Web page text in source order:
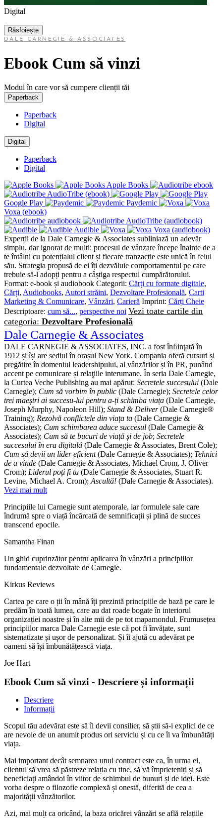
Digital
Răsfoiește
DALE CARNEGIE & ASSOCIATES
Ebook Cum să vinzi
Modul în care vor să cumpere clienții tăi
Paperback
Paperback
Digital
Digital
Paperback
Digital
Apple Books
AudioTribe (ebook)
Google Play
Paydemic
Voxa (ebook)
AudioTribe (audiobook)
Audible
Voxa (audiobook)
Experții de la Dale Carnegie & Associates subliniază un adevăr
simplu, dar ignorat de mulți: procesul de vânzare începe înainte de a
te întâlni cu potențialul client și fiecare tranzacție este unică în felul
său. Strategia propusă de ei îți dezvăluie comportamentul pe care
trebuie să-l adopți pentru a câștiga respectul cumpărătorului.
Format: e-book și audiobook Categorii: Cărți cu formate digitale,
Cărți, Audiobooks, Autori străini, Dezvoltare Profesională, Carti
Marketing & Comunicare, Vânzări, Carieră Imprint: Cărți Cheie
Descriptoare: cum să..., perspective noi Vezi toate cartile din
categoria: Dezvoltare Profesională
Dale Carnegie & Associates
DALE CARNEGIE & ASSOCIATES, INC. a fost înﬁinţată în
1912 și își are sediul în orașul New York. Compania oferă cursuri și
pregătire în domeniul leadershipului, al vânzărilor și în PR, punând
accent pe comunicare și relaţiile interumane. În seria Dale Carnegie,
la Curtea Veche Publishing au mai apărut: Secretele succesului (Dale
Carnegie); Cum să vorbim în public (Dale Carnegie); Secretele celor
trei maeștri ai succesu-lui pentru a-ți schimba viața (Dale Carnegie,
Joseph Murphy, Napoleon Hill); Stand & Deliver(Dale Carnegie®
Training); Rezolvă conflictele din viața ta (Dale Carnegie &
Associates); Cum schimbarea aduce succesul (Dale Carnegie &
Associates); Cum să te bucuri de viață și de job; Secretele
succesului în era digitală (Dale Carnegie & Associates, Brent Cole);
Cum să devii un lider eficient(Dale Carnegie & Associates); Tehnici
de a vinde (Dale Carnegie & Associates, Michael Crom, J. Oliver
Crom); Liderul poți fi tu (Dale Carnegie & Associates, Stuart R.
Levine, Michael A. Crom); Ascultă! (Dale Carnegie & Associates).
Vezi mai mult
Principiile lui Carnegie sunt atemporale, iar formulele sale care
îndrumă spre o viață încărcată de semnificații și plină de succes
transcend epocile.
Samantha Finan
Un ghid cuprinzător pentru aplicarea în vânzări a principiilor
fundamentale dezvoltate de Carnegie.
Kirkus Reviews
Cartea pe care o ții în mână îți prezintă principiile de bază pe care le
predăm în toată lumea, care au dat roade bogate în interiorul
organizației noastre și în alte mii de pe tot mapamondul. Frumusețea
principiilor marca Dale Carnegie este că pot fi învățate, sunt
sistematizate și ușor de personalizat. Și îi ajută cu adevărat pe
oameni să își îmbunătățească viața.
Joe Hart
Ebook Cum să vinzi - Descriere și informații
Descriere
Informații
Scopul tău adevărat este să îi devii consilier, să știi să-i explici de ce
are nevoie de un anumit produs ori serviciu și cu ce îi va îmbunătăți
viața.
Mai important decât semnarea unui contract este ca, în urma ei,
clientul să vrea să păstreze relația cu tine, să vă împrieteniți și să
beneficiați amândoi în viitor de schimbul de bunuri și de idei. Este
vorba despre o filozofie complexă și onestă, diferită de cea a
majorității vânzătorilor.
Azi, mai mult ca oricând, la baza oricărei vânzări se află relațiile